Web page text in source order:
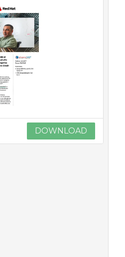
Guide di
CorCom
Podcast
Privacy
DOWNLOAD